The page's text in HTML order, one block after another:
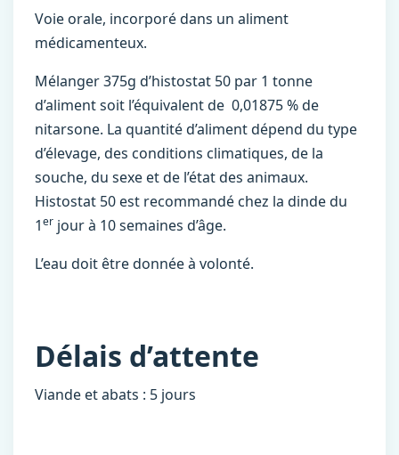
Voie orale, incorporé dans un aliment
médicamenteux.
Mélanger 375g d’histostat 50 par 1 tonne
d’aliment soit l’équivalent de 0,01875 % de
nitarsone. La quantité d’aliment dépend du type
d’élevage, des conditions climatiques, de la
souche, du sexe et de l’état des animaux.
Histostat 50 est recommandé chez la dinde du
1er jour à 10 semaines d’âge.
L’eau doit être donnée à volonté.
Délais d’attente
Viande et abats : 5 jours